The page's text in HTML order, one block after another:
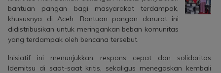
bantuan pangan bagi masyarakat terdampak,
khususnya di Aceh. Bantuan pangan darurat ini
didistribusikan untuk meringankan beban komunitas
yang terdampak oleh bencana tersebut.
Inisiatif ini menunjukkan respons cepat dan solidaritas
Idemitsu di saat-saat kritis, sekaligus menegaskan kembali